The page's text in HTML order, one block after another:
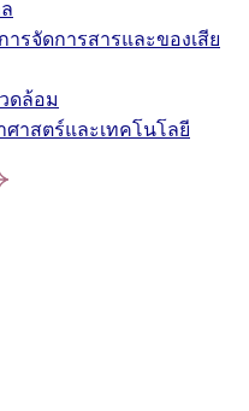
รจัดการสารและของเสีย
ดล้อม
ศาสตร์และเทคโนโลยี